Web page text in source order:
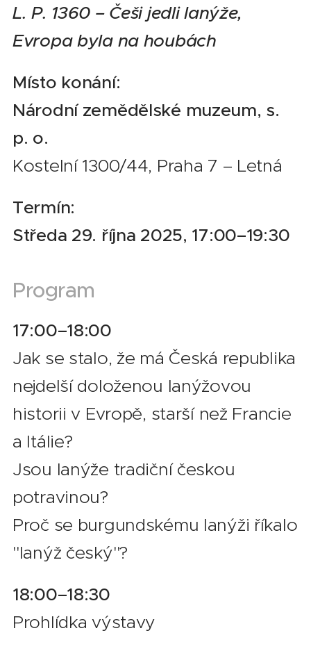
L. P. 1360 – Češi jedli lanýže,
Evropa byla na houbách
Místo konání:
Národní zemědělské muzeum, s.
p. o.
Kostelní 1300/44, Praha 7 – Letná
Termín:
Středa 29. října 2025, 17:00–19:30
Program
17:00–18:00
Jak se stalo, že má Česká republika
nejdelší doloženou lanýžovou
historii v Evropě, starší než Francie
a Itálie?
Jsou lanýže tradiční českou
potravinou?
Proč se burgundskému lanýži říkalo
"lanýž český"?
18:00–18:30
Prohlídka výstavy